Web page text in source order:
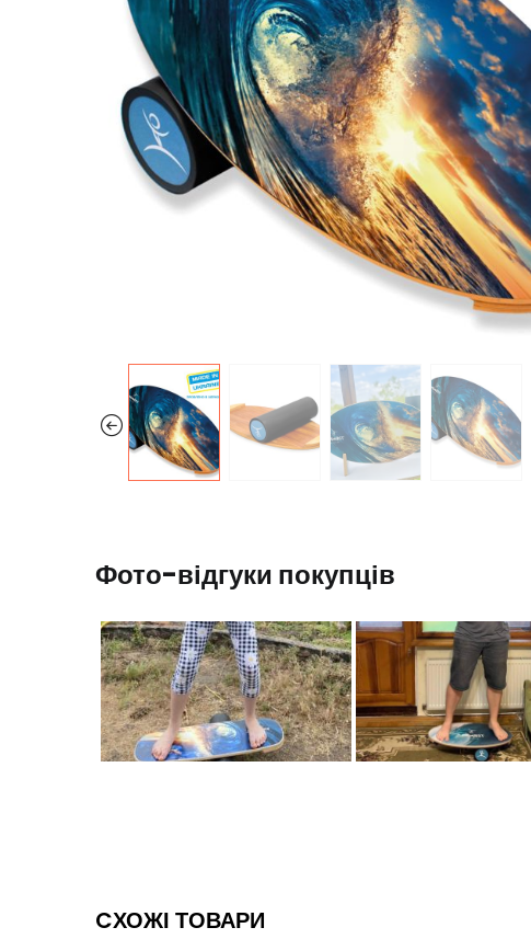
Фото-відгуки покупців
CХОЖІ ТОВАРИ